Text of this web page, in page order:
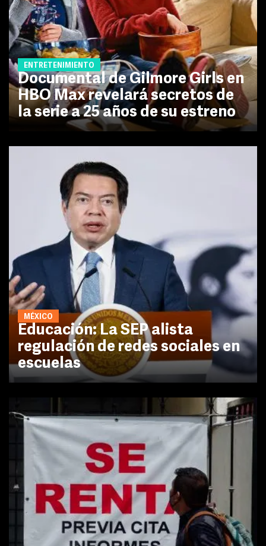
ENTRETENIMIENTO
Documental de Gilmore Girls en
HBO Max revelará secretos de
la serie a 25 años de su estreno
MÉXICO
Educación: La SEP alista
regulación de redes sociales en
escuelas